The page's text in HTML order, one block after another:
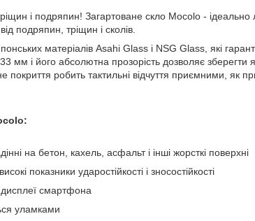
і подряпин! Загартоване скло Mocolo - ідеально
подряпин, тріщин і сколів.
матеріалів Asahi Glass і NSG Glass, які
мм і його абсолютна прозорість дозволяє зберегти
робить тактильні відчуття приємними, як
на бетон, кахель, асфальт і інші жорсткі поверхні
показники ударостійкості і зносостійкості
дисплеї смартфона
уламками